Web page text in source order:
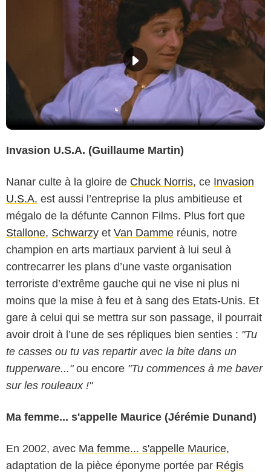
Invasion U.S.A. (Guillaume Martin)
Nanar culte à la gloire de Chuck Norris, ce Invasion
U.S.A. est aussi l’entreprise la plus ambitieuse et
mégalo de la défunte Cannon Films. Plus fort que
Stallone, Schwarzy et Van Damme réunis, notre
champion en arts martiaux parvient à lui seul à
contrecarrer les plans d’une vaste organisation
terroriste d’extrême gauche qui ne vise ni plus ni
moins que la mise à feu et à sang des Etats-Unis. Et
gare à celui qui se mettra sur son passage, il pourrait
avoir droit à l’une de ses répliques bien senties : "Tu
te casses ou tu vas repartir avec la bite dans un
tupperware..."ou encore "Tu commences à me baver
sur les rouleaux !"
Ma femme... s'appelle Maurice (Jérémie Dunand)
En 2002, avec Ma femme... s'appelle Maurice,
adaptation de la pièce éponyme portée par Régis